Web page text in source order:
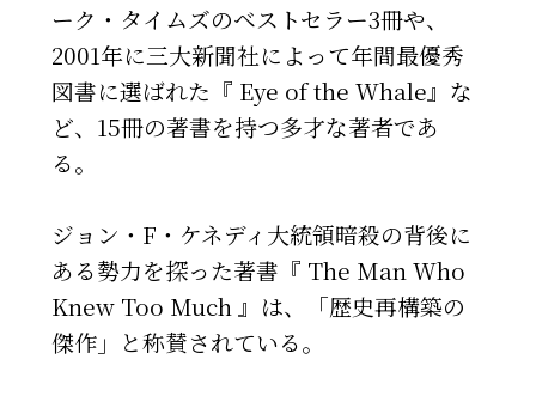
ーク・タイムズのベストセラー3冊や、
2001年に三大新聞社によって年間最優秀
図書に選ばれた『 Eye of the Whale』な
ど、15冊の著書を持つ多才な著者であ
る。
ジョン・F・ケネディ大統領暗殺の背後に
ある勢力を探った著書『 The Man Who
Knew Too Much 』は、「歴史再構築の
傑作」と称賛されている。